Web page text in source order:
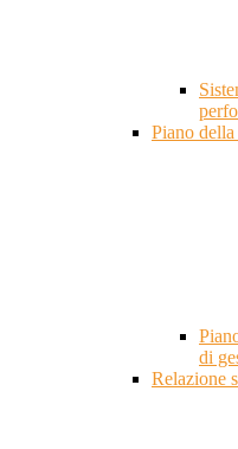
Piano
di
Relazione